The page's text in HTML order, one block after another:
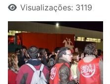
Visualizações: 3119